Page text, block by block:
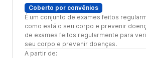
Coberto por convênios
É um conjunto de exames feitos
como está o seu corpo e prevenir
de exames feitos regularmente para
seu corpo e prevenir doenças.
A partir de: